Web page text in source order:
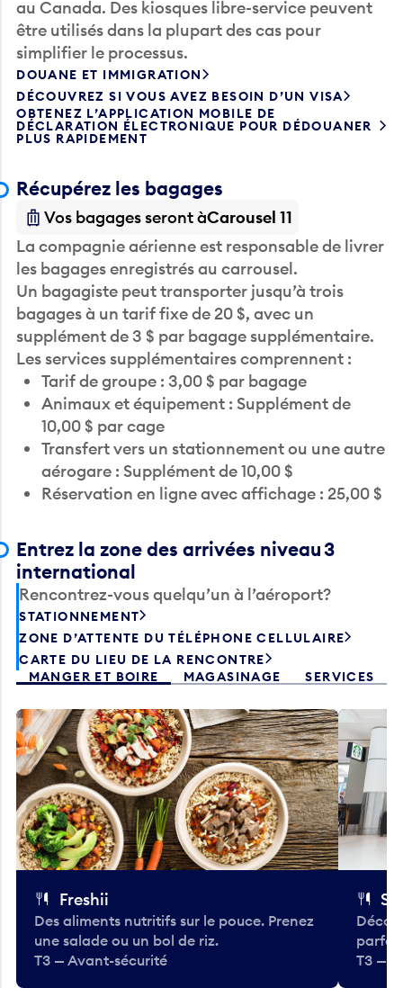
au Canada. Des kiosques libre-service peuvent
être utilisés dans la plupart des cas pour
simplifier le processus.
DOUANE ET IMMIGRATION
DÉCOUVREZ SI VOUS AVEZ BESOIN D’UN VISA
OBTENEZ L’APPLICATION MOBILE DE
DÉCLARATION ÉLECTRONIQUE POUR DÉDOUANER
PLUS RAPIDEMENT
Récupérez les bagages
Vos bagages seront àCarousel 11
La compagnie aérienne est responsable de livrer
les bagages enregistrés au carrousel.
Un bagagiste peut transporter jusqu’à trois
bagages à un tarif fixe de 20 $, avec un
supplément de 3 $ par bagage supplémentaire.
Les services supplémentaires comprennent :
Tarif de groupe : 3,00 $ par bagage
Animaux et équipement : Supplément de
10,00 $ par cage
Transfert vers un stationnement ou une autre
aérogare : Supplément de 10,00 $
Réservation en ligne avec affichage : 25,00 $
Entrez la zone des arrivées niveau 3
international
Rencontrez-vous quelqu’un à l’aéroport?
STATIONNEMENT
ZONE D’ATTENTE DU TÉLÉPHONE CELLULAIRE
CARTE DU LIEU DE LA RENCONTRE
MANGER ET BOIRE
MAGASINAGE SERVICES
Freshii
Des aliments nutritifs sur le pouce. Prenez
une salade ou un bol de riz.
T3 — Avant-sécurité
T3 —